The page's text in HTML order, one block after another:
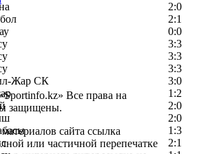
2:0
2:1
0:0
3:3
3:3
3:3
Жар СК
3:0
1:2
2:0
2:0
1:3
2:1
Все права на
защищены.
сайта ссылка
или частичной перепечатке